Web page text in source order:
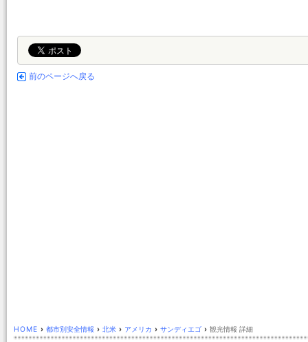
前のページへ戻る
HOME › 都市別安全情報 › 北米 › アメリカ › サンディエゴ › 観光情報 詳細